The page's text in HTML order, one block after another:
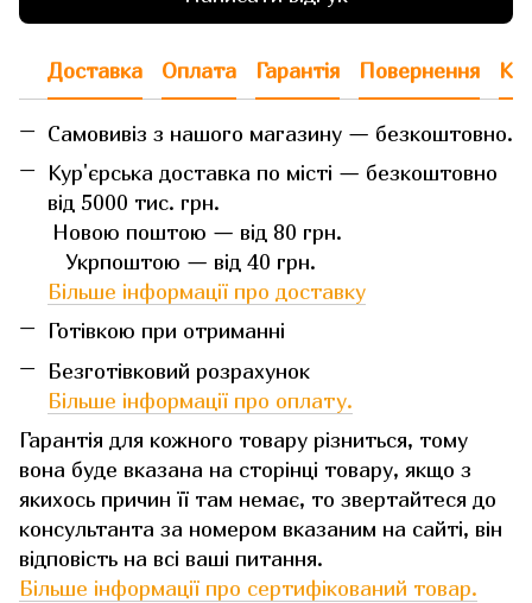
Доставка Оплата Гарантія Повернення
Самовивіз з нашого магазину — безкоштовно.
Кур'єрська доставка по місті — безкоштовно
від 5000 тис. грн.
Новою поштою — від 80 грн.
Укрпоштою — від 40 грн.
Більше інформації про доставку
Готівкою при отриманні
Безготівковий розрахунок
Більше інформації про оплату.
Гарантія для кожного товару різниться, тому
вона буде вказана на сторінці товару, якщо з
якихось причин її там немає, то звертайтеся до
консультанта за номером вказаним на сайті, він
відповість на всі ваші питання.
Більше інформації про сертифікований товар.